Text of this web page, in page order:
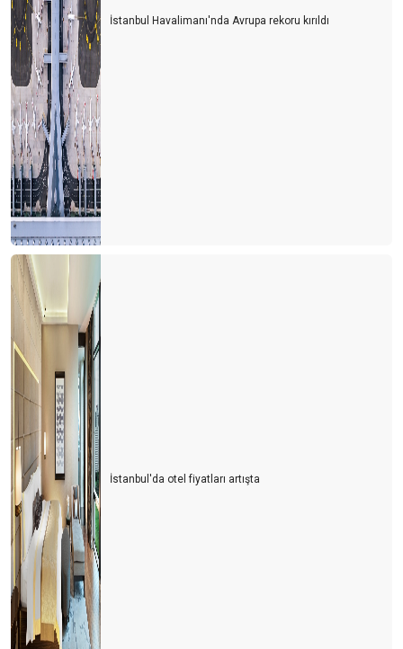
Turist için erken mi davrandık?
Turizm Bakanlığı Turizm online haber portallarını neden göz
ardı ediyor?
Avrupa ve Rusya siyasetinin Türk turizmine yol vermesi
bekleniyor
Her kafadan bir ses çıkıyor
Turiste serbest vatandaşa yasak
Turizmcinin işi papatya falına kaldı
İstanbul Havalimanı'nda Avrupa rekoru kırıldı
İstanbul'da otel fiyatları artışta